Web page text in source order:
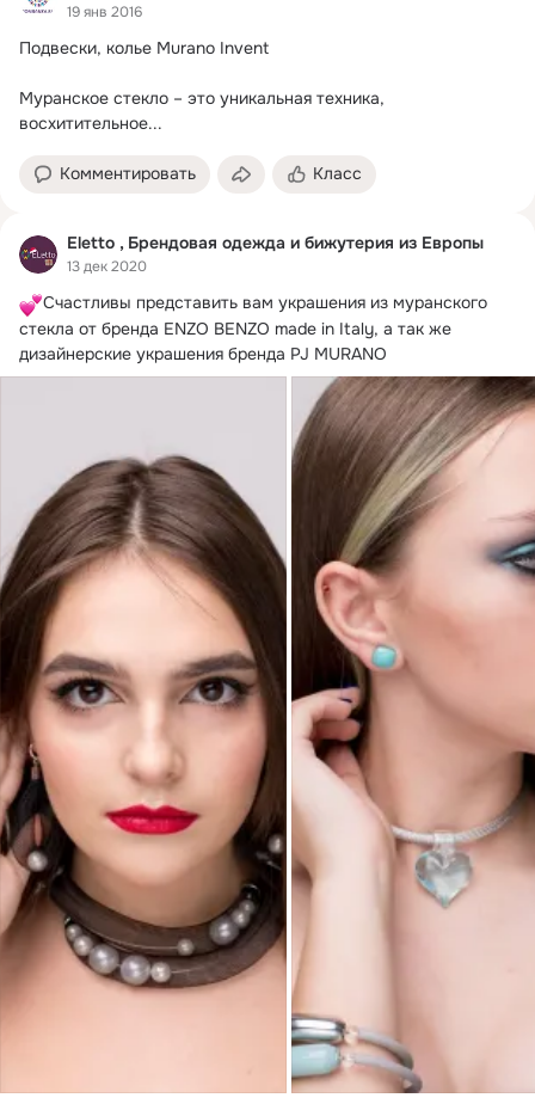
19 янв 2016
Подвески, колье Murano Invent
Муранское стекло – это уникальная техника,
восхитительное...
Комментировать Класс
Eletto , Брендовая одежда и бижутерия из Европы
13 дек 2020
Счастливы представить вам украшения из муранского
стекла от бренда ENZO BENZO made in Italy, а так же
дизайнерские украшения бренда PJ MURANO